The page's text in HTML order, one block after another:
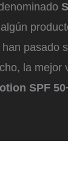
pasado
la mejor
SPF